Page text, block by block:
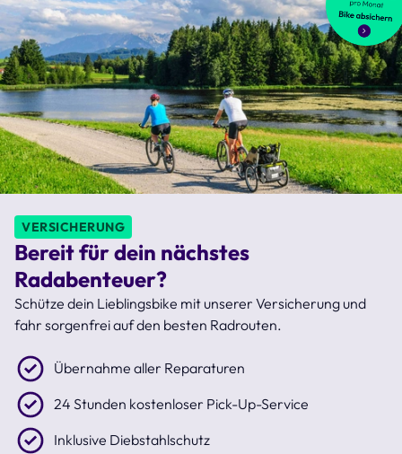
VERSICHERUNG
Bereit für dein nächstes
Radabenteuer?
Schütze dein Lieblingsbike mit unserer Versicherung und
fahr sorgenfrei auf den besten Radrouten.
Übernahme aller Reparaturen
24 Stunden kostenloser Pick-Up-Service
Inklusive Diebstahlschutz